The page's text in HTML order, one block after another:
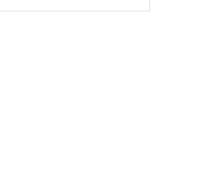
定器的转向胶套和球头